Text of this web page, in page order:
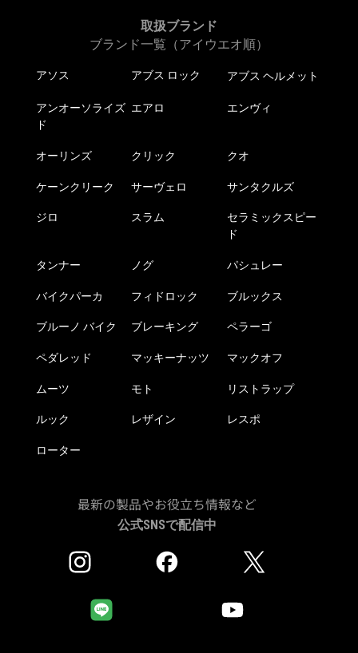
取扱ブランド
ブランド一覧（アイウエオ順）
アソス アブス ロック アブス ヘルメット
アンオーソライズ
ド
エアロ エンヴィ
オーリンズ クリック クオ
ケーンクリーク サーヴェロ サンタクルズ
ジロ スラム
セラミックスピー
ド
タンナー ノグ パシュレー
バイクパーカ フィドロック ブルックス
ブルーノ バイク ブレーキング ペラーゴ
ペダレッド マッキーナッツ マックオフ
ムーツ モト リストラップ
ルック レザイン レスポ
ローター
最新の製品やお役立ち情報など
公式SNSで配信中